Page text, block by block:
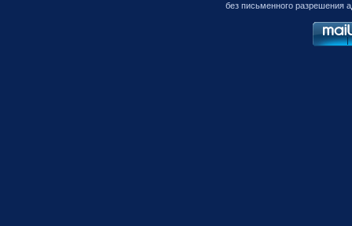
без письменного разрешения